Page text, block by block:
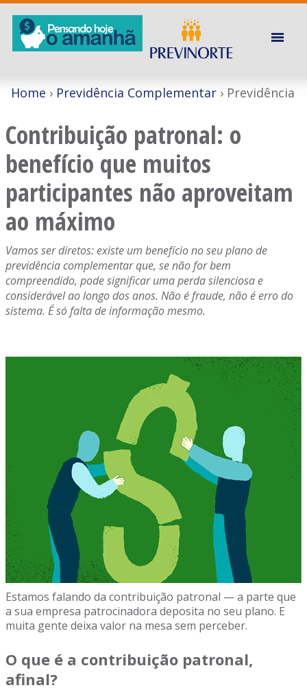
Home Previdência Complementar Previdência
Contribuição patronal: o
benefício que muitos
participantes não aproveitam
ao máximo
Vamos ser diretos: existe um benefício no seu plano de
previdência complementar que, se não for bem
compreendido, pode significar uma perda silenciosa e
considerável ao longo dos anos. Não é fraude, não é erro do
sistema. É só falta de informação mesmo.
Estamos falando da contribuição patronal — a parte que
a sua empresa patrocinadora deposita no seu plano. E
muita gente deixa valor na mesa sem perceber.
O que é a contribuição patronal,
afinal?